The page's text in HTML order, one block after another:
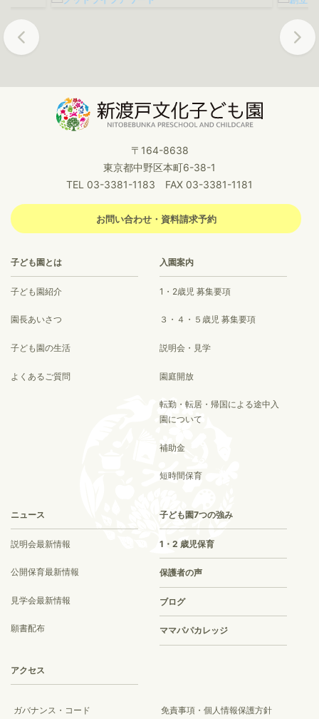
Previous Next
〒164-8638
東京都中野区本町6-38-1
TEL 03-3381-1183 FAX 03-3381-1181
お問い合わせ・資料請求予約
子ども園とは
子ども園紹介
園長あいさつ
子ども園の生活
よくあるご質問
入園案内
1・2歳児 募集要項
３・４・５歳児 募集要項
説明会・見学
園庭開放
転勤・転居・帰国による途中入
園について
補助金
短時間保育
ニュース
説明会最新情報
公開保育最新情報
見学会最新情報
願書配布
子ども園7つの強み
1・2 歳児保育
保護者の声
ブログ
ママパパカレッジ
アクセス
ガバナンス・コード 免責事項・個人情報保護方針